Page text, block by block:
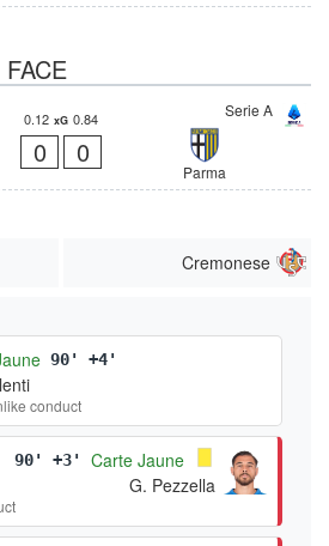
Serie A
0.12 xG 0.84
0 0
Parma
Cremonese
90' +4'
conduct
90' +3'
Carte Jaune
G. Pezzella